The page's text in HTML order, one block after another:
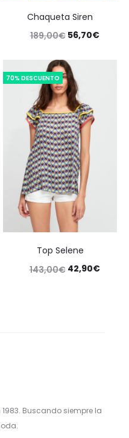
Chaqueta Siren
189,00€ 56,70€
70% DESCUENTO
Top Selene
143,00€ 42,90€
Buscando siempre la